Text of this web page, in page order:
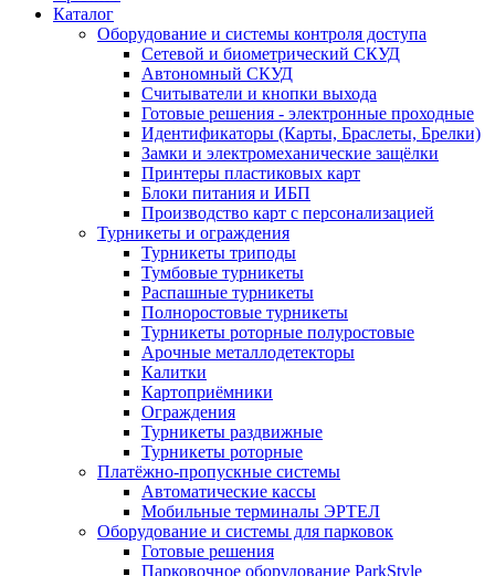
Каталог
Оборудование и системы контроля доступа
Сетевой и биометрический СКУД
Автономный СКУД
Считыватели и кнопки выхода
Готовые решения - электронные проходные
Идентификаторы (Карты, Браслеты, Брелки)
Замки и электромеханические защёлки
Принтеры пластиковых карт
Блоки питания и ИБП
Производство карт с персонализацией
Турникеты и ограждения
Турникеты триподы
Тумбовые турникеты
Распашные турникеты
Полноростовые турникеты
Турникеты роторные полуростовые
Арочные металлодетекторы
Калитки
Картоприёмники
Ограждения
Турникеты раздвижные
Турникеты роторные
Платёжно-пропускные системы
Автоматические кассы
Мобильные терминалы ЭРТЕЛ
Оборудование и системы для парковок
Готовые решения
Парковочное оборудование ParkStyle